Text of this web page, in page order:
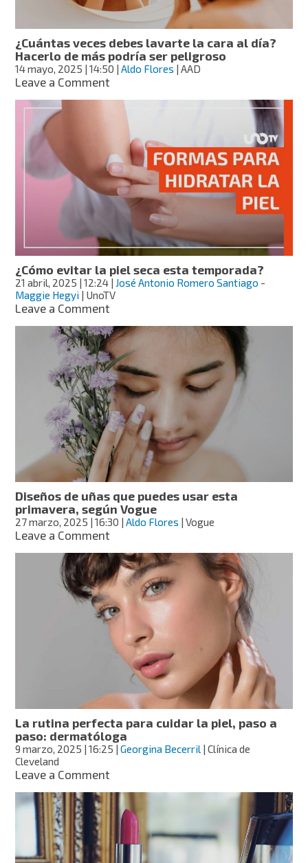
belleza
¿Cuántas veces debes lavarte la cara al día?
Hacerlo de más podría ser peligroso
14 mayo, 2025 | 14:50 |Aldo Flores | AAD
Leave a Commenton
veces
debes
lavarte
cara
al
día?
Hacerlo
más
podría
ser
peligroso
¿Cómo evitar la piel seca esta temporada?
21 abril, 2025 | 12:24 | José Antonio Romero Santiago -
Maggie Hegyi | UnoTV
Leave a Commenton
evitar
la
piel
seca
esta
temporada?
Diseños de uñas que puedes usar esta
primavera, según Vogue
27 marzo, 2025 | 16:30 |Aldo Flores | Vogue
Leave a Commenton
de
uñas
que
puedes
usar
primavera,
según
Vogue
La rutina perfecta para cuidar la piel, paso a
paso: dermatóloga
9 marzo, 2025 | 16:25 |Georgina Becerril | Clínica de
Cleveland
Leave a Commenton
rutina
perfecta
para
cuidar
la